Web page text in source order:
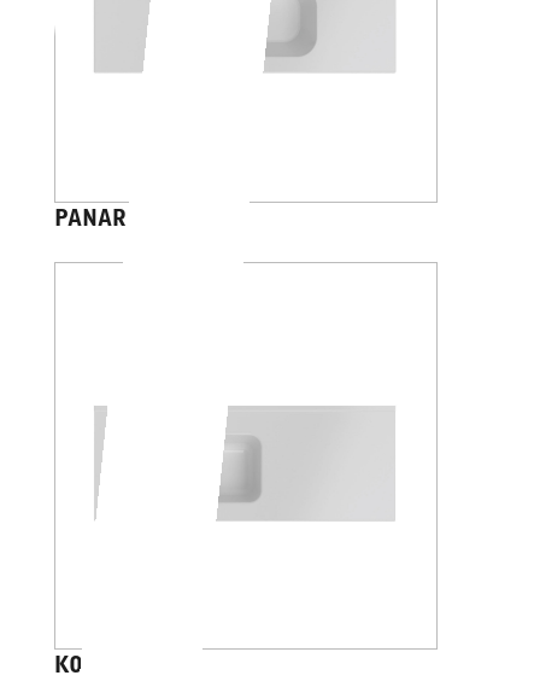
PANAREA 45
KONA